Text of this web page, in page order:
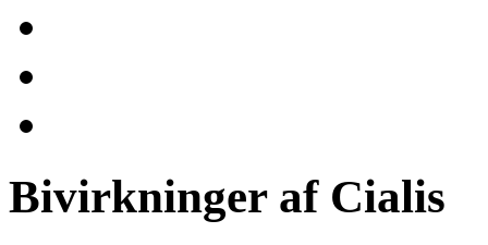
Bivirkninger af Cialis